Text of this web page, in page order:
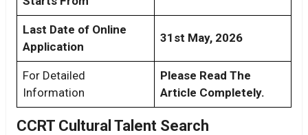
Last Date of Online
Application
31st May, 2026
For Detailed
Information
Please Read The
Article Completely.
CCRT Cultural Talent Search